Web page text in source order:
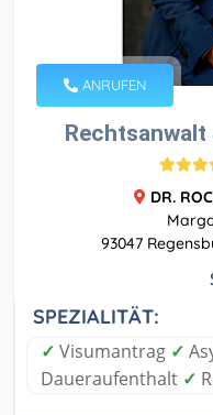
ANRUFEN
Rechtsanwalt
DR.
93047
SPEZIALITÄT:
✓ Visumantrag ✓
Daueraufenthalt ✓